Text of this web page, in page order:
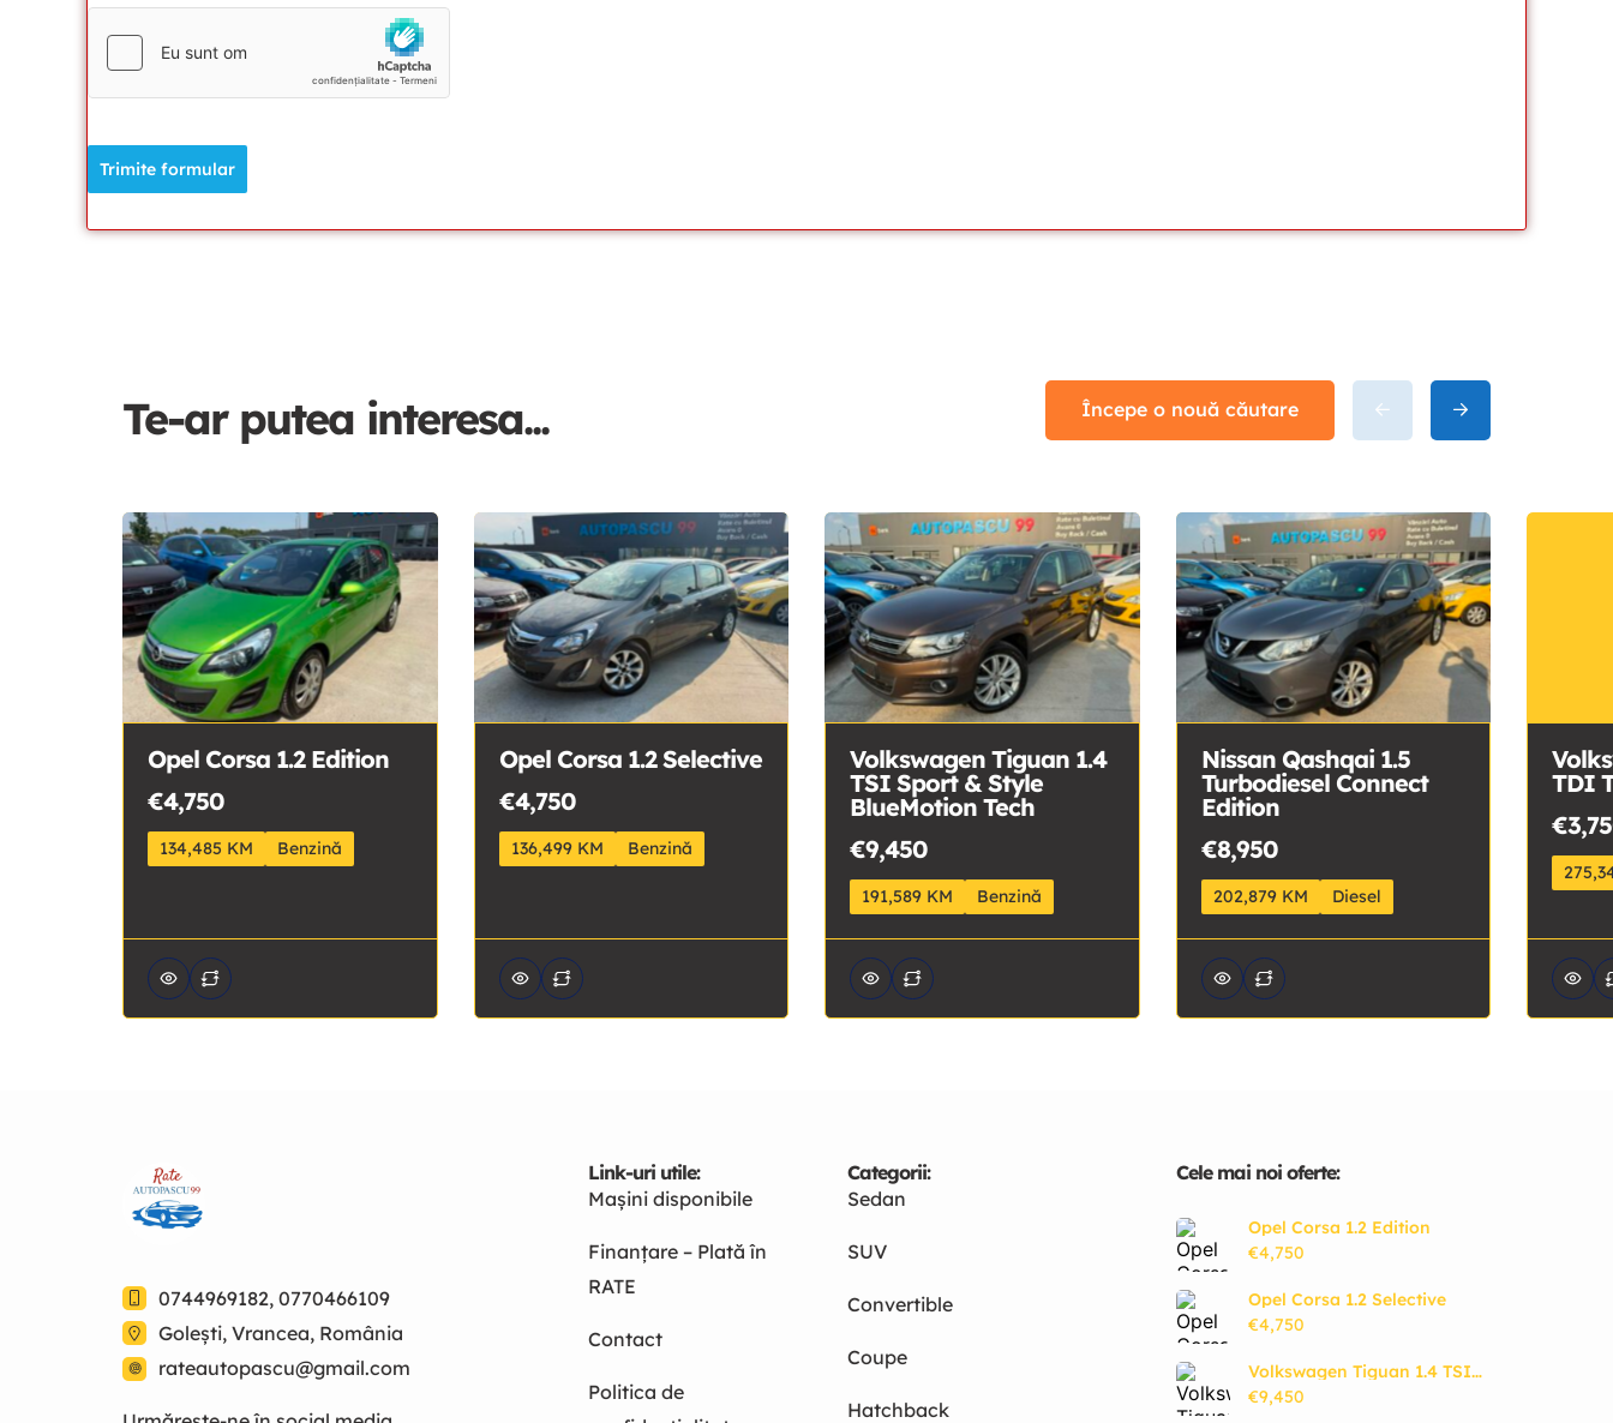
Trimite formular
Te-ar putea interesa... Începe o nouă căutare
Opel Corsa 1.2 Edition
€4,750
134,485 KM Benzină
Opel Corsa 1.2 Selective
€4,750
136,499 KM Benzină
Volkswagen Tiguan 1.4
TSI Sport & Style
BlueMotion Tech
€9,450
191,589 KM Benzină
Nissan Qashqai 1.5
Turbodiesel Connect
Edition
€8,950
202,879 KM Diesel
TDI
0744969182, 0770466109
Golești, Vrancea, România
rateautopascu@gmail.com
Link-uri utile:
Mașini disponibile
Finanțare – Plată în
RATE
Contact
Politica de
Categorii:
Sedan
SUV
Convertible
Coupe
Hatchback
Cele mai noi oferte:
Opel Corsa 1.2 Edition
€4,750
Opel Corsa 1.2 Selective
€4,750
Volkswagen Tiguan 1.4 TSI
Sport & Style BlueMotion
Tech
€9,450